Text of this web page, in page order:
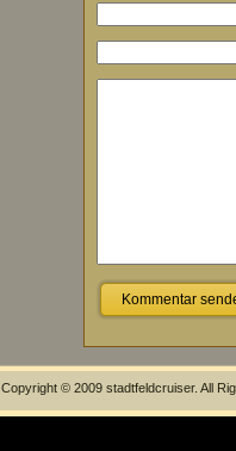
Copyright © 2009 stadtfeldcruiser. All